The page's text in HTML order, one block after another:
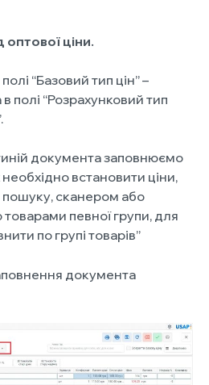
ціни.
“Базовий тип цін” –
полі “Розрахунковий тип
документа заповнюємо
необхідно встановити ціни,
сканером або
певної групи, для
по групі товарів”
документа